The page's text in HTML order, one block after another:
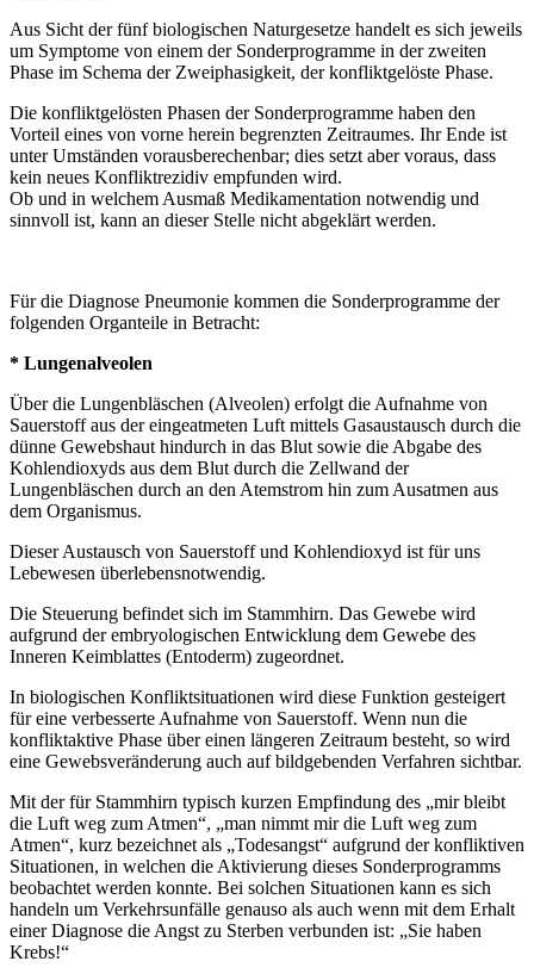
Aus Sicht der fünf biologischen Naturgesetze handelt es sich jeweils
um Symptome von einem der Sonderprogramme in der zweiten
Phase im Schema der Zweiphasigkeit, der konfliktgelöste Phase.
Die konfliktgelösten Phasen der Sonderprogramme haben den
Vorteil eines von vorne herein begrenzten Zeitraumes. Ihr Ende ist
unter Umständen vorausberechenbar; dies setzt aber voraus, dass
kein neues Konfliktrezidiv empfunden wird.
Ob und in welchem Ausmaß Medikamentation notwendig und
sinnvoll ist, kann an dieser Stelle nicht abgeklärt werden.
Für die Diagnose Pneumonie kommen die Sonderprogramme der
folgenden Organteile in Betracht:
* Lungenalveolen
Über die Lungenbläschen (Alveolen) erfolgt die Aufnahme von
Sauerstoff aus der eingeatmeten Luft mittels Gasaustausch durch die
dünne Gewebshaut hindurch in das Blut sowie die Abgabe des
Kohlendioxyds aus dem Blut durch die Zellwand der
Lungenbläschen durch an den Atemstrom hin zum Ausatmen aus
dem Organismus.
Dieser Austausch von Sauerstoff und Kohlendioxyd ist für uns
Lebewesen überlebensnotwendig.
Die Steuerung befindet sich im Stammhirn. Das Gewebe wird
aufgrund der embryologischen Entwicklung dem Gewebe des
Inneren Keimblattes (Entoderm) zugeordnet.
In biologischen Konfliktsituationen wird diese Funktion gesteigert
für eine verbesserte Aufnahme von Sauerstoff. Wenn nun die
konfliktaktive Phase über einen längeren Zeitraum besteht, so wird
eine Gewebsveränderung auch auf bildgebenden Verfahren sichtbar.
Mit der für Stammhirn typisch kurzen Empfindung des „mir bleibt
die Luft weg zum Atmen“, „man nimmt mir die Luft weg zum
Atmen“, kurz bezeichnet als „Todesangst“ aufgrund der konfliktiven
Situationen, in welchen die Aktivierung dieses Sonderprogramms
beobachtet werden konnte. Bei solchen Situationen kann es sich
handeln um Verkehrsunfälle genauso als auch wenn mit dem Erhalt
einer Diagnose die Angst zu Sterben verbunden ist: „Sie haben
Krebs!“